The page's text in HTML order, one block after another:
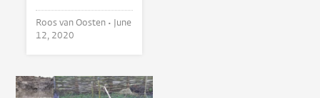
Roos van Oosten • June
12, 2020